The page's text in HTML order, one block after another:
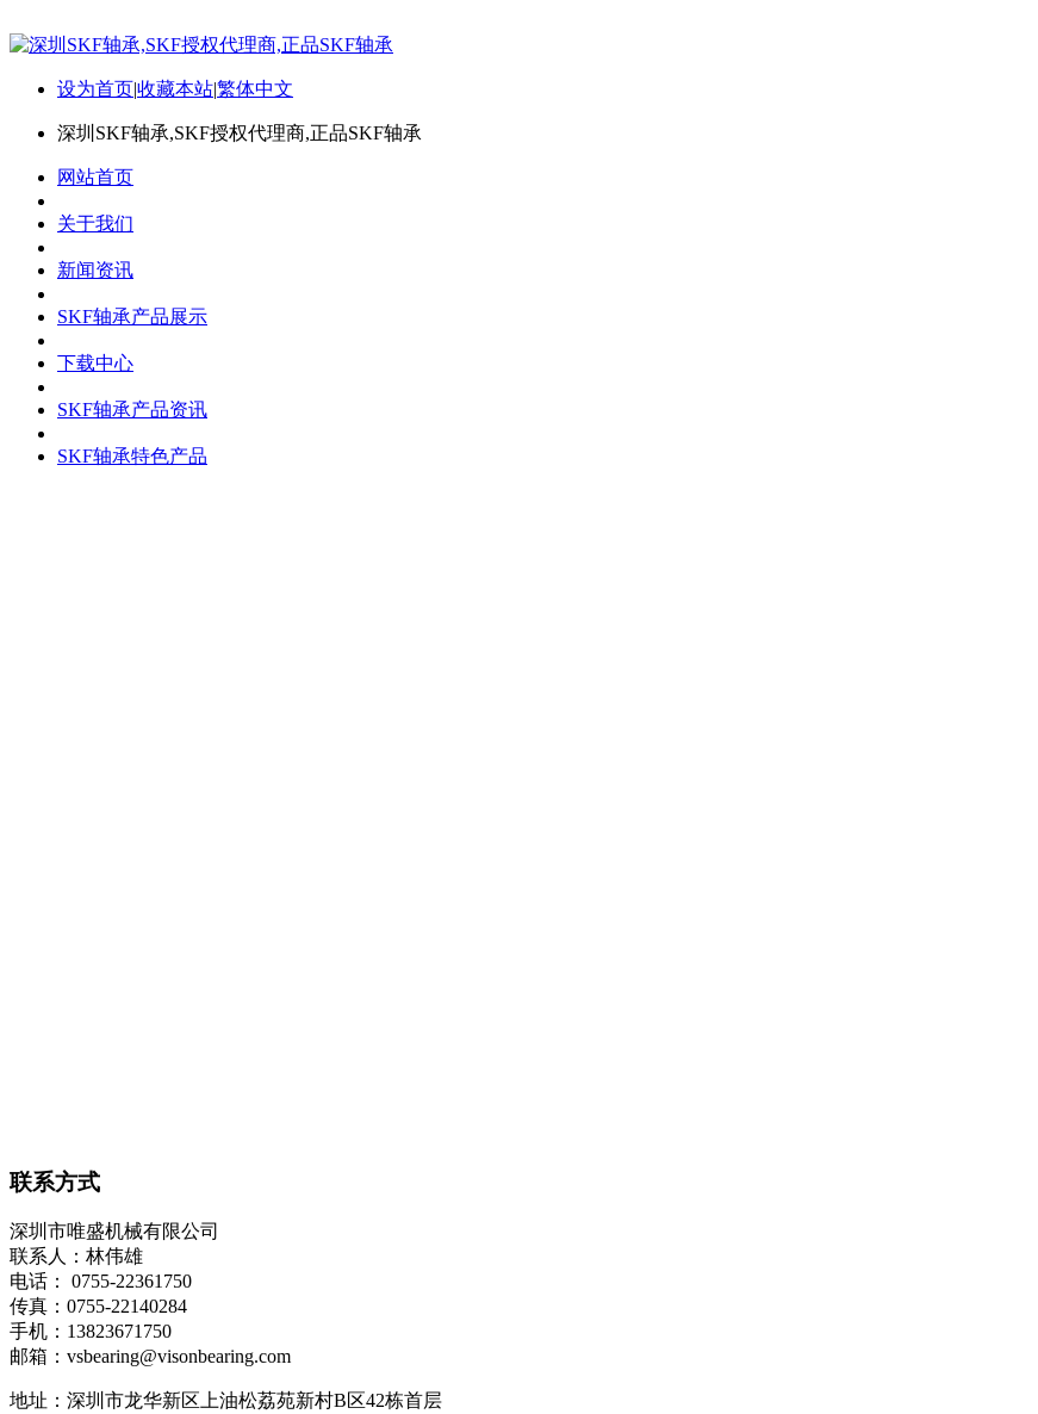
设为首页|收藏本站|繁体中文
深圳SKF轴承,SKF授权代理商,正品SKF轴承
网站首页
关于我们
新闻资讯
SKF轴承产品展示
下载中心
SKF轴承产品资讯
SKF轴承特色产品
联系方式
深圳市唯盛机械有限公司
联系人：林伟雄
电话： 0755-22361750
传真：0755-22140284
手机：13823671750
邮箱：vsbearing@visonbearing.com
地址：深圳市龙华新区上油松荔苑新村B区42栋首层